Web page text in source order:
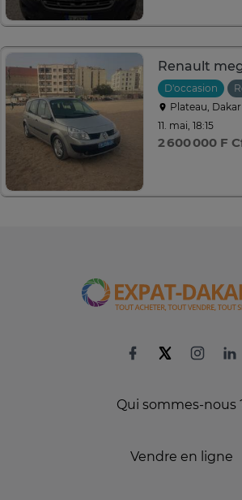
D'occasion
Plateau, Dakar
11. mai, 18:15
2 600 000 F
Qui sommes-nous
Vendre en ligne
Téléchargez maintenant pour
acheter et vendre en ligne
www.expat-dakar.com